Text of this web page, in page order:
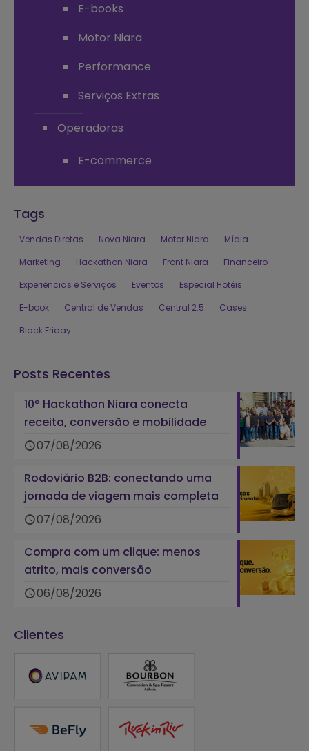
E-books
Motor Niara
Performance
Serviços Extras
Operadoras
E-commerce
Tags
Vendas Diretas Nova Niara Motor Niara
Mídia
Marketing
Hackathon Niara Front Niara
Financeiro
Experiências e Serviços
Eventos
Especial Hotéis
E-book
Central de Vendas Central 2.5
Cases
Black Friday
Posts Recentes
10º Hackathon Niara conecta
receita, conversão e mobilidade
07/08/2026
Rodoviário B2B: conectando uma
jornada de viagem mais completa
07/08/2026
Compra com um clique: menos
atrito, mais conversão
06/08/2026
Clientes